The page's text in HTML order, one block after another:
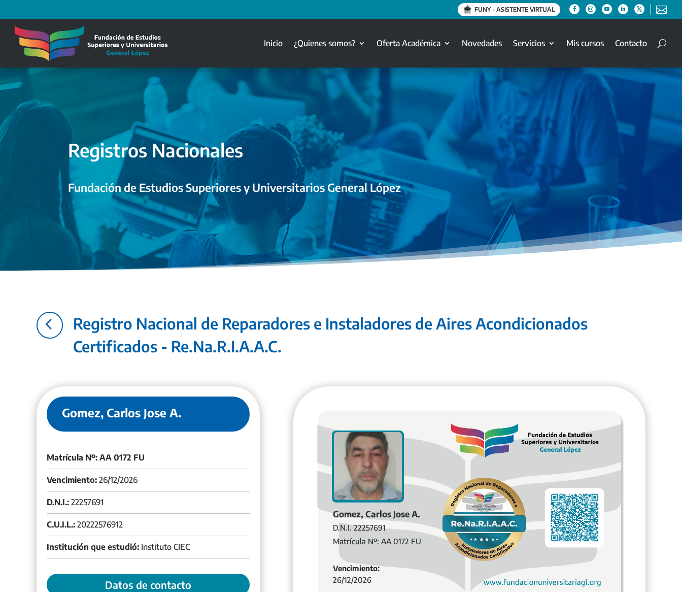
FUNY - ASISTENTE VIRTUAL 
Inicio ¿Quienes somos? Oferta Académica Novedades Servicios Mis cursos Contacto
Registros Nacionales
Fundación de Estudios Superiores y Universitarios General López
4
Registro Nacional de Reparadores e Instaladores de Aires Acondicionados
Certificados - Re.Na.R.I.A.A.C.
Gomez, Carlos Jose A.
Matrícula Nº: AA 0172 FU
Vencimiento: 26/12/2026
D.N.I.: 22257691
C.U.I.L.: 20222576912
Institución que estudió: Instituto CIEC
Datos de contacto
Gomez, Carlos Jose A.
D.N.I. 22257691
Matrícula Nº: AA 0172 FU
Vencimiento:
26/12/2026